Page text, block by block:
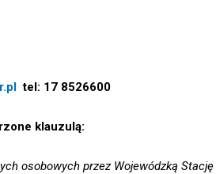
tel: 17 8526600
klauzulą:
osobowych przez Wojewódzką